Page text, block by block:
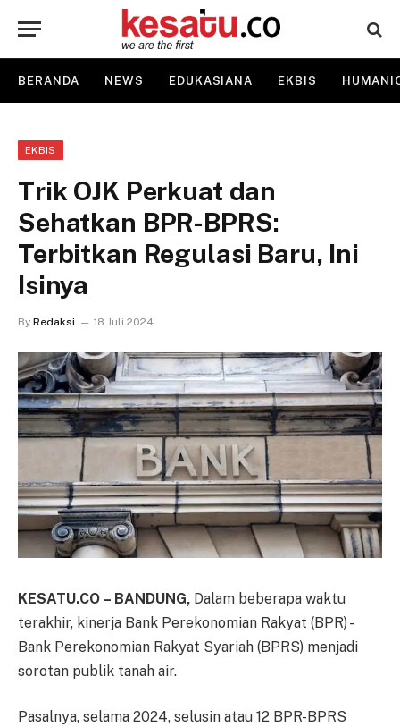
BERANDA NEWS EDUKASIANA EKBIS
EKBIS
Trik OJK Perkuat dan
Sehatkan BPR-BPRS:
Terbitkan Regulasi Baru, Ini
Isinya
By Redaksi 18 Juli 2024
KESATU.CO – BANDUNG, Dalam beberapa waktu
terakhir, kinerja Bank Perekonomian Rakyat (BPR) -
Bank Perekonomian Rakyat Syariah (BPRS) menjadi
sorotan publik tanah air.
Pasalnya, selama 2024, selusin atau 12 BPR-BPRS